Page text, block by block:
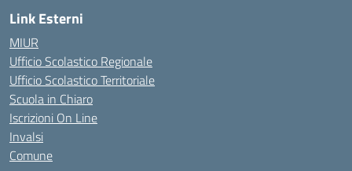
Link Esterni
MIUR
Ufficio Scolastico Regionale
Ufficio Scolastico Territoriale
Scuola in Chiaro
Iscrizioni On Line
Invalsi
Comune